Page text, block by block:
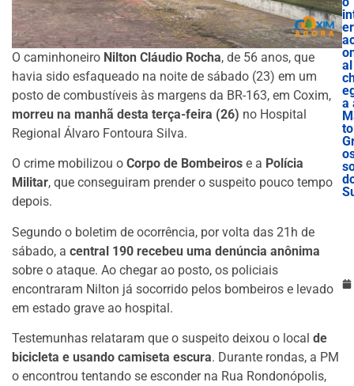
O caminhoneiro Nilton Cláudio Rocha, de 56 anos, que
havia sido esfaqueado na noite de sábado (23) em um
posto de combustíveis às margens da BR-163, em Coxim,
morreu na manhã desta terça-feira (26) no Hospital
Regional Álvaro Fontoura Silva.
O crime mobilizou o Corpo de Bombeiros e a Polícia
Militar, que conseguiram prender o suspeito pouco tempo
depois.
Segundo o boletim de ocorrência, por volta das 21h de
sábado, a central 190 recebeu uma denúncia anônima
sobre o ataque. Ao chegar ao posto, os policiais
encontraram Nilton já socorrido pelos bombeiros e levado
em estado grave ao hospital.
Testemunhas relataram que o suspeito deixou o local de
bicicleta e usando camiseta escura. Durante rondas, a PM
o encontrou tentando se esconder na Rua Rondonópolis,
al
a
to